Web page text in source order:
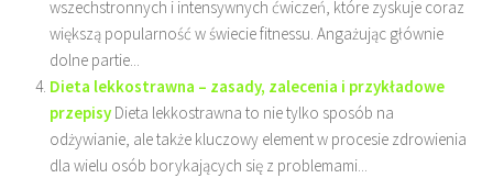
wszechstronnych i intensywnych ćwiczeń, które zyskuje coraz
większą popularność w świecie fitnessu. Angażując głównie
dolne partie...
Dieta lekkostrawna – zasady, zalecenia i przykładowe
przepisy Dieta lekkostrawna to nie tylko sposób na
odżywianie, ale także kluczowy element w procesie zdrowienia
dla wielu osób borykających się z problemami...